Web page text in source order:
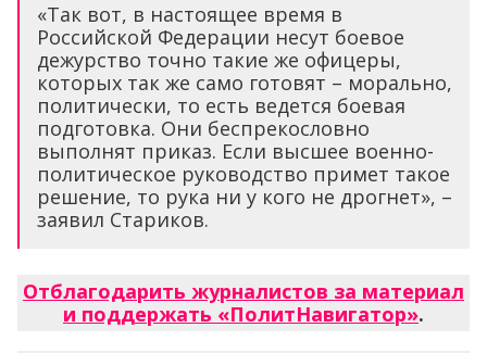
«Так вот, в настоящее время в
Российской Федерации несут боевое
дежурство точно такие же офицеры,
которых так же само готовят – морально,
политически, то есть ведется боевая
подготовка. Они беспрекословно
выполнят приказ. Если высшее военно-
политическое руководство примет такое
решение, то рука ни у кого не дрогнет», –
заявил Стариков.
Отблагодарить журналистов за материал
и поддержать «ПолитНавигатор».